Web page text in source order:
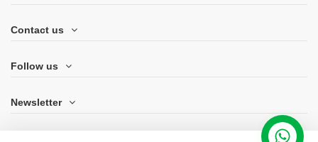
Contact us
Follow us
Newsletter